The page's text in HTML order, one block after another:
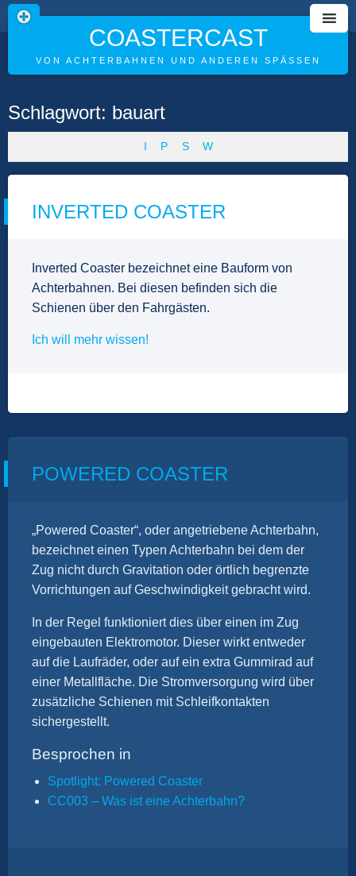
COASTERCAST
VON ACHTERBAHNEN UND ANDEREN SPÄSSEN
Skip
Schlagwort: bauart
I P S W
INVERTED COASTER
Inverted Coaster bezeichnet eine Bauform von
Achterbahnen. Bei diesen befinden sich die
Schienen über den Fahrgästen.
Ich will mehr wissen!
POWERED COASTER
„Powered Coaster“, oder angetriebene Achterbahn,
bezeichnet einen Typen Achterbahn bei dem der
Zug nicht durch Gravitation oder örtlich begrenzte
Vorrichtungen auf Geschwindigkeit gebracht wird.
In der Regel funktioniert dies über einen im Zug
eingebauten Elektromotor. Dieser wirkt entweder
auf die Laufräder, oder auf ein extra Gummirad auf
einer Metallfläche. Die Stromversorgung wird über
zusätzliche Schienen mit Schleifkontakten
sichergestellt.
Besprochen in
Spotlight: Powered Coaster
CC003 – Was ist eine Achterbahn?